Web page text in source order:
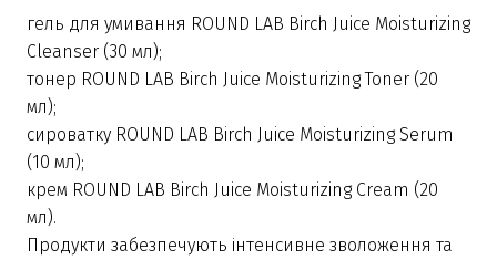
гель для умивання ROUND LAB Birch Juice Moisturizing
Cleanser (30 мл);
тонер ROUND LAB Birch Juice Moisturizing Toner (20
мл);
сироватку ROUND LAB Birch Juice Moisturizing Serum
(10 мл);
крем ROUND LAB Birch Juice Moisturizing Cream (20
мл).
Продукти забезпечують інтенсивне зволоження та